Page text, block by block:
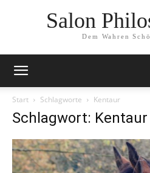
Salon
Dem Wahren
Start Schlagworte Kentaur
Schlagwort: Kentaur